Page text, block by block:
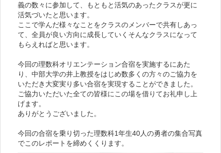
義の数々に参加して、もともと活気のあったクラスが更に
活気づいたと思います。
ここで学んだ様々なことをクラスのメンバーで共有しあっ
て、全員が良い方向に成長していくそんなクラスになって
もらえればと思います。
今回の理数科オリエンテーション合宿を実施するにあた
り、中部大学の井上教授をはじめ数多くの方々のご協力を
いただき大変実り多い合宿を実現することができました。
ご協力いただいた全ての皆様にこの場を借りてお礼申し上
げます。
ありがとうございました。
今回の合宿を乗り切った理数科1年生40人の勇者の集合写真
でこのレポートを締めくくります。